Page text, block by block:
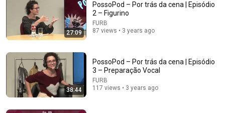
27:09
PossoPod – Por trás da cena | Episódio
2 – Figurino
FURB
87 views • 3 years ago
38:44
PossoPod – Por trás da cena | Episódio
3 – Preparação Vocal
FURB
117 views • 3 years ago